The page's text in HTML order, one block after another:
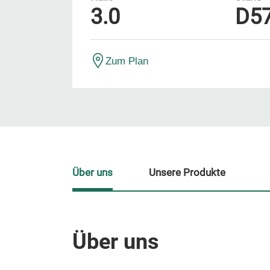
3.0
Zum Plan
Über uns
Über uns Unsere Produkte